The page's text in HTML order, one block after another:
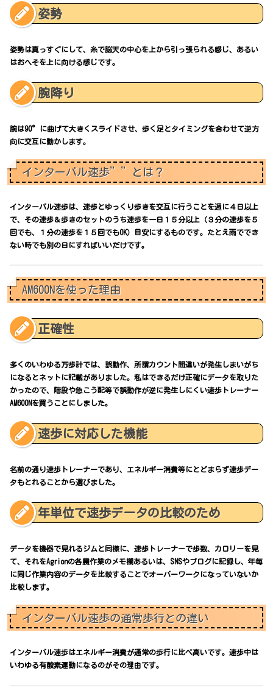
姿勢
姿勢は真っすぐにして、糸で脳天の中心を上から引っ張られる感じ、あるい
はおへそを上に向ける感じです。
腕降り
腕は90°に曲げて大きくスライドさせ、歩く足とタイミングを合わせて逆方
向に交互に動かします。
インターバル速歩””とは？
インターバル速歩は、速歩とゆっくり歩きを交互に行うことを週に４日以上
で、その速歩＆歩きのセットのうち速歩を一日１５分以上（３分の速歩を５
回でも、１分の速歩を１５回でもOK）目安にするものです。たとえ雨ででき
ない時でも別の日にすればいいだけです。
AM600Nを使った理由
正確性
多くのいわゆる万歩計では、誤動作、所謂カウント間違いが発生しまいがち
になるとネットに記載がありました。私はできるだけ正確にデータを取りた
かったので、階段や急こう配等で誤動作が逆に発生しにくい速歩トレーナー
AM600Nを買うことにしました。
速歩に対応した機能
名前の通り速歩トレーナーであり、エネルギー消費等にとどまらず速歩デー
タもとれることから選びました。
年単位で速歩データの比較のため
データを機器で見れるジムと同様に、速歩トレーナーで歩数、カロリーを見
て、それをAgrionの各農作業のメモ欄あるいは、SNSやブログに記録し、年毎
に同じ作業内容のデータを比較することでオーバーワークになっていないか
比較します。
インターバル速歩の通常歩行との違い
インターバル速歩はエネルギー消費が通常の歩行に比べ高いです。速歩中は
いわゆる有酸素運動になるのがその理由です。